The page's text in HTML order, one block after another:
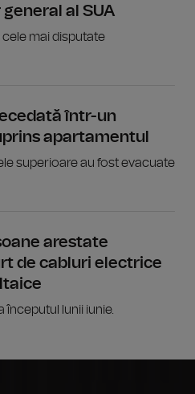
al SUA
mai disputate
într-un
apartamentul
superioare au fost evacuate
arestate
de cabluri electrice
începutul lunii iunie.